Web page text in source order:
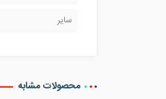
سایر
محصولات مشابه